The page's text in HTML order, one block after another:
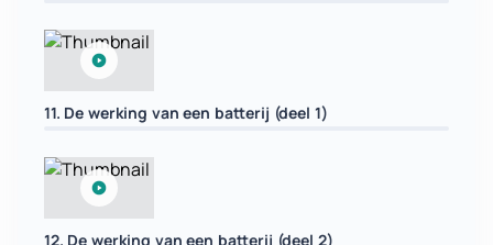
11. De werking van een batterij (deel 1)
12. De werking van een batterij (deel 2)